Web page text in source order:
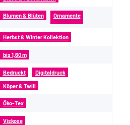
Blumen & Blüten Ornamente
Herbst & Winter Kollektion
bis 1,60 m
Bedruckt Digitaldruck
Köper & Twill
Öko-Tex
Viskose